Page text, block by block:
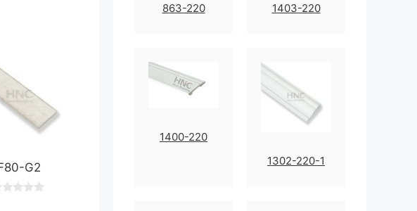
G2
863-220 1403-220
1400-220
1302-220-1